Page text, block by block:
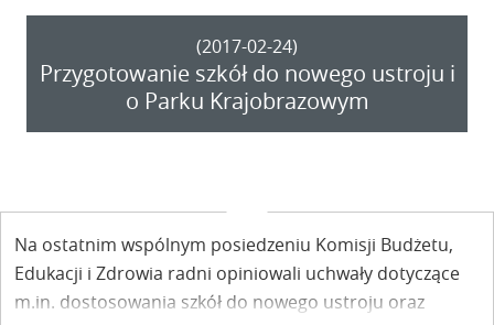
(2017-02-24)
Przygotowanie szkół do nowego ustroju i
o Parku Krajobrazowym
Na ostatnim wspólnym posiedzeniu Komisji Budżetu,
Edukacji i Zdrowia radni opiniowali uchwały dotyczące
m.in. dostosowania szkół do nowego ustroju oraz